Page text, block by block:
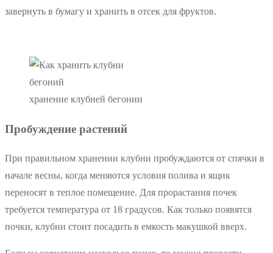
завернуть в бумагу и хранить в отсек для фруктов.
хранение клубней бегонии
Пробуждение растений
При правильном хранении клубни пробуждаются от спячки в
начале весны, когда меняются условия полива и ящик
переносят в теплое помещение. Для прорастания почек
требуется температура от 18 градусов. Как только появятся
почки, клубни стоит посадить в емкость макушкой вверх.